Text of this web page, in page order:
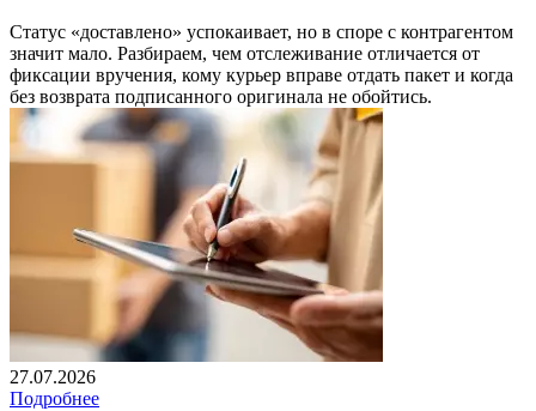
Статус «доставлено» успокаивает, но в споре с контрагентом
значит мало. Разбираем, чем отслеживание отличается от
фиксации вручения, кому курьер вправе отдать пакет и когда
без возврата подписанного оригинала не обойтись.
27.07.2026
Подробнее